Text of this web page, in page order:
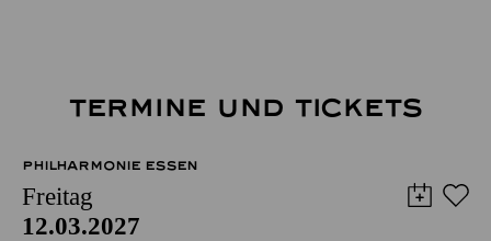
TERMINE UND TICKETS
PHILHARMONIE ESSEN
Freitag
12.03.2027